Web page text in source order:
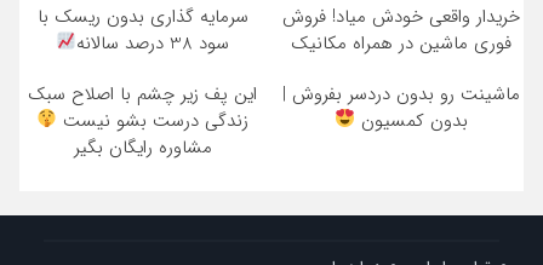
خریدار واقعی خودش میاد! فروش
فوری ماشین در همراه مکانیک
سرمایه گذاری بدون ریسک با
سود 38 درصد سالانه
ماشینت رو بدون دردسر بفروش |
بدون کمسیون
این پف زیر چشم با اصلاح سبک
زندگی درست بشو نیست
مشاوره رایگان بگیر